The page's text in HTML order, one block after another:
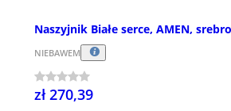
Naszyjnik Białe serce, AMEN,
NIEBAWEM
zł 270,39